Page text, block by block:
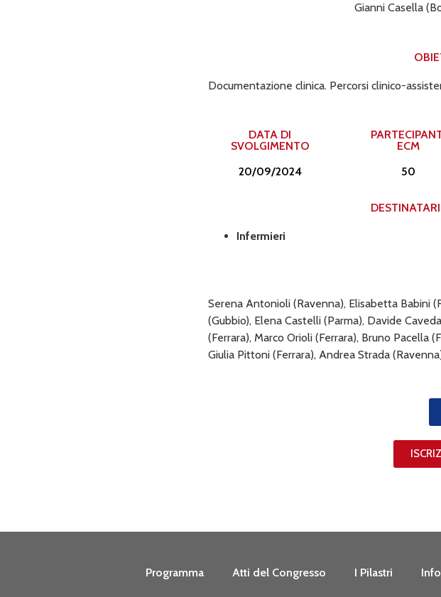
Gianni Casella
Documentazione clinica. Percorsi clinico-
DATA DI
SVOLGIMENTO
20/09/2024
ECM
50
Infermieri
Serena Antonioli (Ravenna), Elisabetta Babini
(Gubbio), Elena Castelli (Parma), Davide
(Ferrara), Marco Orioli (Ferrara), Bruno Pacella
Giulia Pittoni (Ferrara), Andrea Strada
Programma Atti del Congresso I Pilastri Info